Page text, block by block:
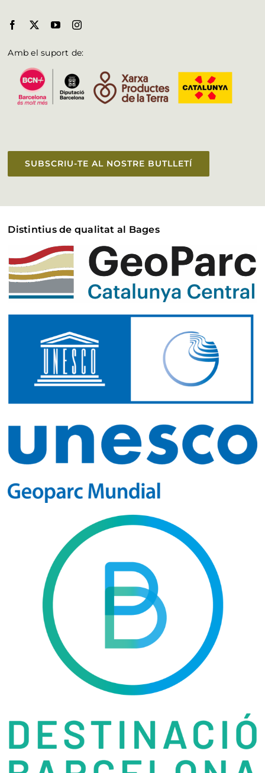
Amb el suport de:
SUBSCRIU-TE AL NOSTRE BUTLLETÍ
Distintius de qualitat al Bages